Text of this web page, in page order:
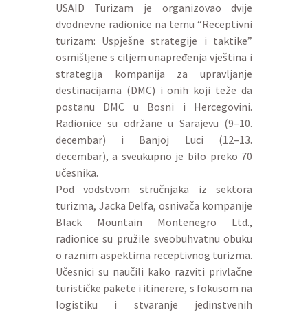
USAID Turizam je organizovao dvije
dvodnevne radionice na temu “Receptivni
turizam: Uspješne strategije i taktike”
osmišljene s ciljem unapređenja vještina i
strategija kompanija za upravljanje
destinacijama (DMC) i onih koji teže da
postanu DMC u Bosni i Hercegovini.
Radionice su održane u Sarajevu (9–10.
decembar) i Banjoj Luci (12–13.
decembar), a sveukupno je bilo preko 70
učesnika.
Pod vodstvom stručnjaka iz sektora
turizma, Jacka Delfa, osnivača kompanije
Black Mountain Montenegro Ltd.,
radionice su pružile sveobuhvatnu obuku
o raznim aspektima receptivnog turizma.
Učesnici su naučili kako razviti privlačne
turističke pakete i itinerere, s fokusom na
logistiku i stvaranje jedinstvenih